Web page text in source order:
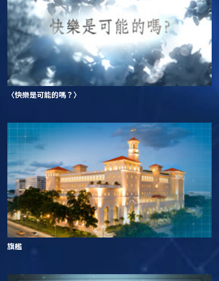
〈快樂是可能的嗎？〉
旗艦